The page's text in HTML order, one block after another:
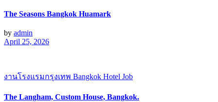
The Seasons Bangkok Huamark
by admin
April 25, 2026
งานโรงแรมกรุงเทพ Bangkok Hotel Job
The Langham, Custom House, Bangkok.